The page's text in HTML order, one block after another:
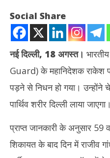
NOW
भारतीय तटरक्षक बल के महानिदेशक
Social Share
नई दिल्ली, 18 अगस्त।
Guard) के महानिदेशक राकेश
पड़ने से निधन हो गया। उन्होंने
पार्थिव शरीर दिल्ली लाया जाएगा।
प्राप्त जानकारी के अनुसार 59
शिकायत के बाद दिन में राजीव